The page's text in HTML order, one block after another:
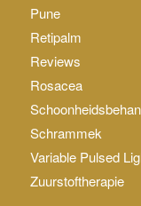
Pune
Retipalm
Reviews
Rosacea
Schrammek
Variable Pulsed
Zuurstoftherapie